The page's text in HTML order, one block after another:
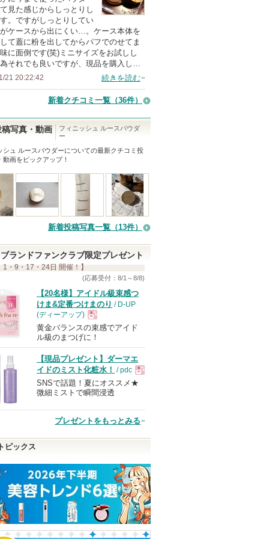
の
メ
ン
バ
ー
に
に
り
録
さ
れ
ま
す
見た感じからしっとりし
。ですがしっとりしてい
ケースから出にくい…。ケース本体を
て蓋に粉を出してからパフでのせてま
に面倒です(笑)ミニサイズをお試しし
それでも良いですが、現品を購入し…
21 20:22:42 続きを読む
新着クチコミ一覧 （36件）
写真・動画
フィニッシュ ルースパウダ
ー
シュ ルースパウダーについての最新クチコミ投
動画をピックアップ！
新着投稿写真一覧（13件）
ブランドファンクラブ限定プレゼント
1・9・17・24日 開催！】
(応募受付：8/1～8/8)
【20名様】アイドル級束感つ
けま&定番つけまのり / D-UP
(ディーアップ)
現
品
黄金バランスの束感でアイド
ル級のまつげに！
【現品プレゼント】ダーマエ
イドのミスト化粧水！ / pdc
現
品
SNSで話題！夏にオススメ★
微細ミストで瞬間浸透
プレゼントをもっとみる
ピックス